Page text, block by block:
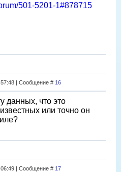
501-5201-1#878715
| Сообщение # 16
данных, что это
или точно он
| Сообщение # 17